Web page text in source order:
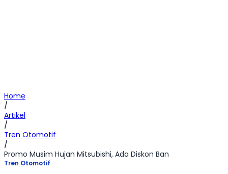
Home
/
Artikel
/
Tren Otomotif
/
Promo Musim Hujan Mitsubishi, Ada Diskon Ban
Tren Otomotif